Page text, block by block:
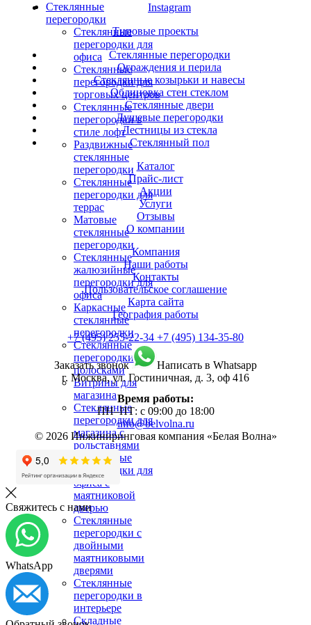
Cтеклянные
перегородки
Стеклянные
перегородки для
офиса
Стеклянные
перегородки для
торговых центров
Стеклянные
перегородки в
стиле лофт
Раздвижные
стеклянные
перегородки
Стеклянные
перегородки для
террас
Матовые
стеклянные
перегородки
Стеклянные
жалюзийные
перегородки для
офиса
Каркасные
стеклянные
перегородки
Стеклянные
перегородки с
полосками
Витрины для
магазина
Стеклянные
перегородки для
магазина с
рольставнями
Стеклянные
перегородки для
офиса с
маятниковой
дверью
Стеклянные
перегородки с
двойными
маятниковыми
дверями
Стеклянные
перегородки в
интерьере
Складные
Instagram
Типовые проекты
Cтеклянные перегородки
Ограждения и перила
Стеклянные козырьки и навесы
Облицовка стен стеклом
Стеклянные двери
Душевые перегородки
Лестницы из стекла
Стеклянный пол
Каталог
Прайс-лист
Акции
Услуги
Отзывы
О компании
Компания
Наши работы
Контакты
Пользовательское соглашение
Карта сайта
География работы
+7 (495) 255-22-34 +7 (495) 134-35-80
Заказать звонок
Написать в Whatsapp
г. Москва, ул. Гостиничная, д. 3, оф 416
Время работы:
ПН–ПТ: с 09:00 до 18:00
info@belvolna.ru
© 2026 Инжиниринговая компания «Белая Волна»
Свяжитесь с нами
WhatsApp